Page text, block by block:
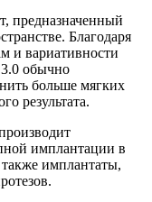
предназначенный
Благодаря
и вариативности
обычно
больше мягких
результата.
имплантации в
имплантаты,